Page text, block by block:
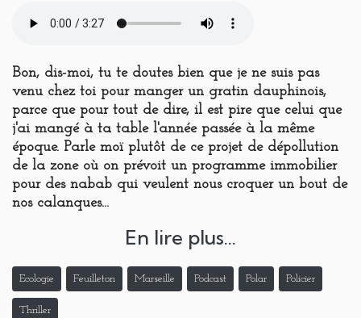
Bon, dis-moi, tu te doutes bien que je ne suis pas
venu chez toi pour manger un gratin dauphinois,
parce que pour tout de dire, il est pire que celui que
j'ai mangé à ta table l'année passée à la même
époque. Parle moï plutôt de ce projet de dépollution
de la zone où on prévoit un programme immobilier
pour des nabab qui veulent nous croquer un bout de
nos calanques...
En lire plus...
Ecologie Feuilleton Marseille Podcast Polar Policier
Thriller